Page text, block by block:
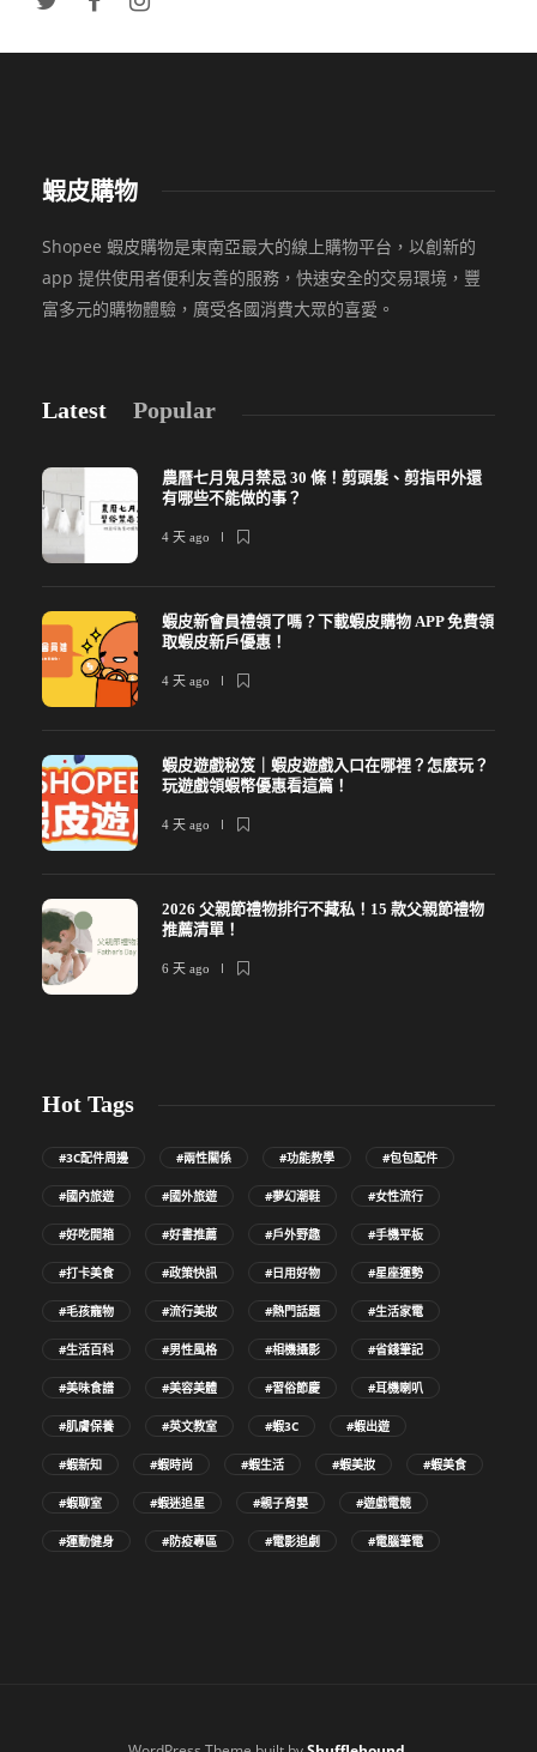
蝦皮購物
Shopee 蝦皮購物是東南亞最大的線上購物平台，以創新的
app 提供使用者便利友善的服務，快速安全的交易環境，豐
富多元的購物體驗，廣受各國消費大眾的喜愛。
Latest Popular
農曆七月鬼月禁忌 30 條！剪頭髮、剪指甲外還
有哪些不能做的事？
4 天 ago
蝦皮新會員禮領了嗎？下載蝦皮購物 APP 免費領
取蝦皮新戶優惠！
4 天 ago
蝦皮遊戲秘笈｜蝦皮遊戲入口在哪裡？怎麼玩？
玩遊戲領蝦幣優惠看這篇！
4 天 ago
2026 父親節禮物排行不藏私！15 款父親節禮物
推薦清單！
6 天 ago
Hot Tags
#3C配件周邊 #兩性關係 #功能教學 #包包配件
#國內旅遊 #國外旅遊 #夢幻潮鞋 #女性流行
#好吃開箱 #好書推薦 #戶外野趣 #手機平板
#打卡美食 #政策快訊 #日用好物 #星座運勢
#毛孩寵物 #流行美妝 #熱門話題 #生活家電
#生活百科 #男性風格 #相機攝影 #省錢筆記
#美味食譜 #美容美體 #習俗節慶 #耳機喇叭
#肌膚保養 #英文教室 #蝦3C #蝦出遊
#蝦新知 #蝦時尚 #蝦生活 #蝦美妝 #蝦美食
#蝦聊室 #蝦迷追星 #親子育嬰 #遊戲電競
#運動健身 #防疫專區 #電影追劇 #電腦筆電